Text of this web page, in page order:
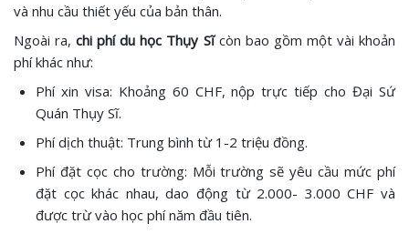
và nhu cầu thiết yếu của bản thân.
Ngoài ra,chi phí du học Thụy Sĩcòn bao gồm một vài khoản
phí khác như:
Phí xin visa: Khoảng 60 CHF, nộp trực tiếp cho Đại Sứ
Quán Thụy Sĩ.
Phí dịch thuật: Trung bình từ 1-2 triệu đồng.
Phí đặt cọc cho trường: Mỗi trường sẽ yêu cầu mức phí
đặt cọc khác nhau, dao động từ 2.000- 3.000 CHF và
được trừ vào học phí năm đầu tiên.